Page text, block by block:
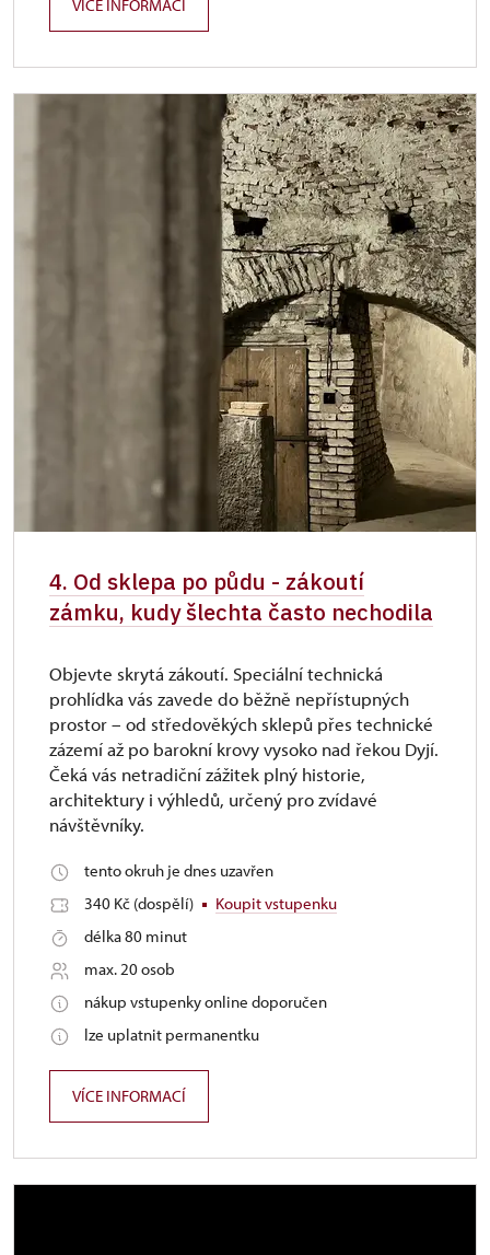
VÍCE INFORMACÍ
4. Od sklepa po půdu - zákoutí
zámku, kudy šlechta často nechodila
Objevte skrytá zákoutí. Speciální technická
prohlídka vás zavede do běžně nepřístupných
prostor – od středověkých sklepů přes technické
zázemí až po barokní krovy vysoko nad řekou Dyjí.
Čeká vás netradiční zážitek plný historie,
architektury i výhledů, určený pro zvídavé
návštěvníky.
tento okruh je dnes uzavřen
340 Kč (dospělí)
Koupit vstupenku
délka 80 minut
max. 20 osob
nákup vstupenky online doporučen
lze uplatnit permanentku
VÍCE INFORMACÍ